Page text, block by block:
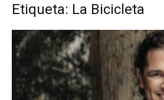
Etiqueta: La Bicicleta